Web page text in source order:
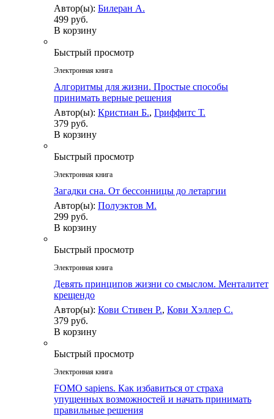
Автор(ы): Билеран А.
499 руб.
В корзину
Быстрый просмотр
Электронная книга
Алгоритмы для жизни. Простые способы
принимать верные решения
Автор(ы): Кристиан Б., Гриффитс Т.
379 руб.
В корзину
Быстрый просмотр
Электронная книга
Загадки сна. От бессонницы до летаргии
Автор(ы): Полуэктов М.
299 руб.
В корзину
Быстрый просмотр
Электронная книга
Девять принципов жизни со смыслом. Менталитет
крещендо
Автор(ы): Кови Стивен Р., Кови Хэллер С.
379 руб.
В корзину
Быстрый просмотр
Электронная книга
FOMO sapiens. Как избавиться от страха
упущенных возможностей и начать принимать
правильные решения